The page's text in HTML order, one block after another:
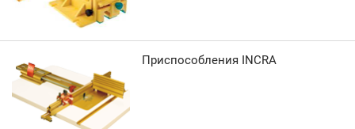
Приспособления INCRA